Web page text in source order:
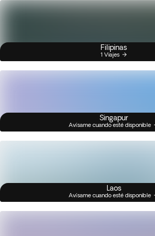
Filipinas
1 Viajes
Singapur
Avísame cuando esté disponible
Laos
Avísame cuando esté disponible